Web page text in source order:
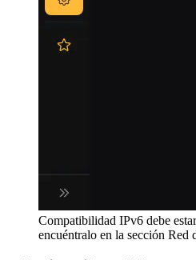
Compatibilidad IPv6 debe
encuéntralo en la sección Red